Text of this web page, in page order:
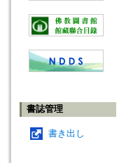
書誌管理
書き出し